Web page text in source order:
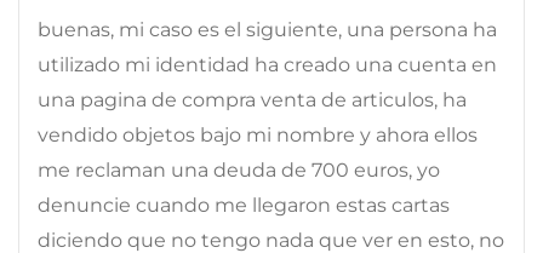
buenas, mi caso es el siguiente, una persona ha
utilizado mi identidad ha creado una cuenta en
una pagina de compra venta de articulos, ha
vendido objetos bajo mi nombre y ahora ellos
me reclaman una deuda de 700 euros, yo
denuncie cuando me llegaron estas cartas
diciendo que no tengo nada que ver en esto, no